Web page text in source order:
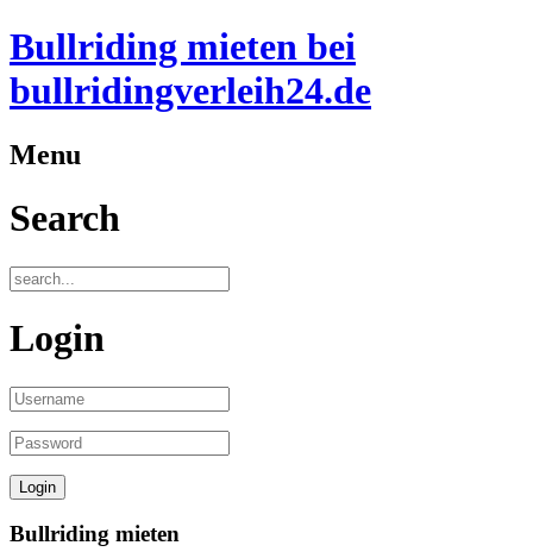
Bullriding mieten bei
bullridingverleih24.de
Menu
Search
Login
Bullriding mieten